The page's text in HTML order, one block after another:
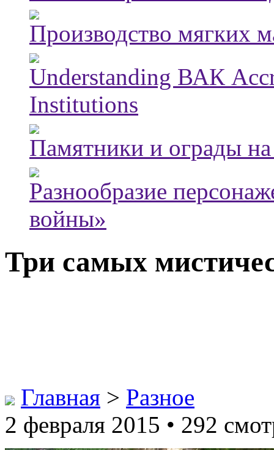
Производство мягких
Understanding ВАК
Institutions
Памятники и ограды
Разнообразие
войны»
Три самых
Главная > Разное
2 февраля 2015 • 292